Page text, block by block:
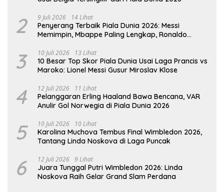
2 9 Juli 2026 14 Lihat
Penyerang Terbaik Piala Dunia 2026: Messi
Memimpin, Mbappe Paling Lengkap, Ronaldo
3 10 Juli 2026 13 Lihat
10 Besar Top Skor Piala Dunia Usai Laga Prancis vs
Maroko: Lionel Messi Gusur Miroslav Klose
4 12 Juli 2026 11 Lihat
Pelanggaran Erling Haaland Bawa Bencana, VAR
Anulir Gol Norwegia di Piala Dunia 2026
5 10 Juli 2026 10 Lihat
Karolina Muchova Tembus Final Wimbledon 2026,
Tantang Linda Noskova di Laga Puncak
6 12 Juli 2026 9 Lihat
Juara Tunggal Putri Wimbledon 2026: Linda
Noskova Raih Gelar Grand Slam Perdana